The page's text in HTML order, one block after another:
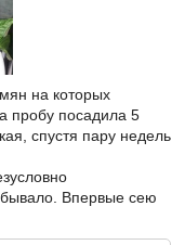
на которых
пробу посадила 5
спустя пару недель
бывало. Впервые сею